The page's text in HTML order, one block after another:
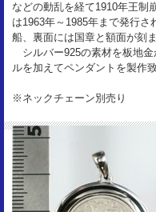
などの動乱を経て1910年王制
は1963年～1985年まで発行
船、裏面には国章と額面が刻
シルバー925の素材を板地金
ルを加えてペンダントを製作
※ネックチェーン別売り